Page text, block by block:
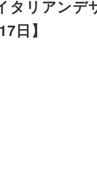
タリアン
日】